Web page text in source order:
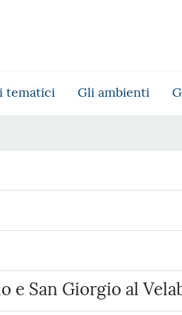
tematici Gli ambienti
e San Giorgio al